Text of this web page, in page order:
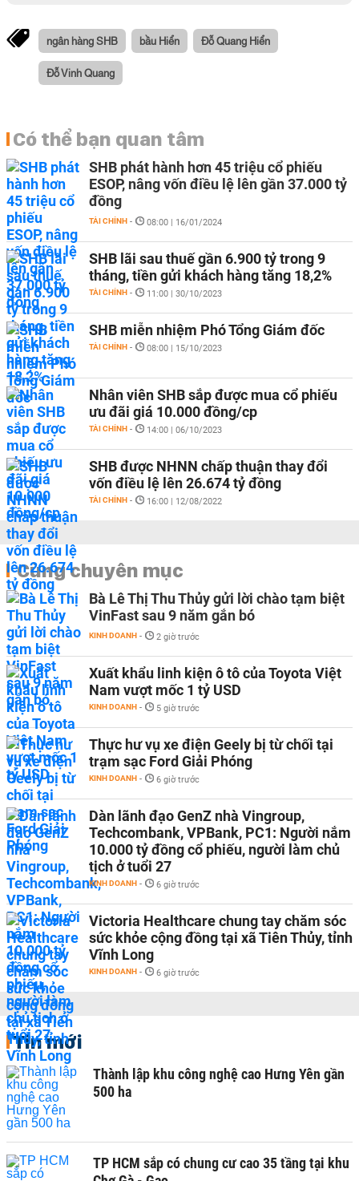
ngân hàng SHB bầu Hiển Đỗ Quang Hiển
Đỗ Vinh Quang
Có thể bạn quan tâm
SHB phát hành hơn 45 triệu cổ phiếu
ESOP, nâng vốn điều lệ lên gần 37.000 tỷ
đồng
TÀI CHÍNH - 08:00 | 16/01/2024
SHB lãi sau thuế gần 6.900 tỷ trong 9
tháng, tiền gửi khách hàng tăng 18,2%
TÀI CHÍNH - 11:00 | 30/10/2023
SHB miễn nhiệm Phó Tổng Giám đốc
TÀI CHÍNH - 08:00 | 15/10/2023
Nhân viên SHB sắp được mua cổ phiếu
ưu đãi giá 10.000 đồng/cp
TÀI CHÍNH - 14:00 | 06/10/2023
SHB được NHNN chấp thuận thay đổi
vốn điều lệ lên 26.674 tỷ đồng
TÀI CHÍNH - 16:00 | 12/08/2022
Cùng chuyên mục
Bà Lê Thị Thu Thủy gửi lời chào tạm biệt
VinFast sau 9 năm gắn bó
KINH DOANH - 2 giờ trước
Xuất khẩu linh kiện ô tô của Toyota Việt
Nam vượt mốc 1 tỷ USD
KINH DOANH - 5 giờ trước
Thực hư vụ xe điện Geely bị từ chối tại
trạm sạc Ford Giải Phóng
KINH DOANH - 6 giờ trước
Dàn lãnh đạo GenZ nhà Vingroup,
Techcombank, VPBank, PC1: Người nắm
10.000 tỷ đồng cổ phiếu, người làm chủ
tịch ở tuổi 27
KINH DOANH - 6 giờ trước
Victoria Healthcare chung tay chăm sóc
sức khỏe cộng đồng tại xã Tiên Thủy, tỉnh
Vĩnh Long
KINH DOANH - 6 giờ trước
Tin mới
Thành lập khu công nghệ cao Hưng Yên gần
500 ha
TP HCM sắp có chung cư cao 35 tầng tại khu